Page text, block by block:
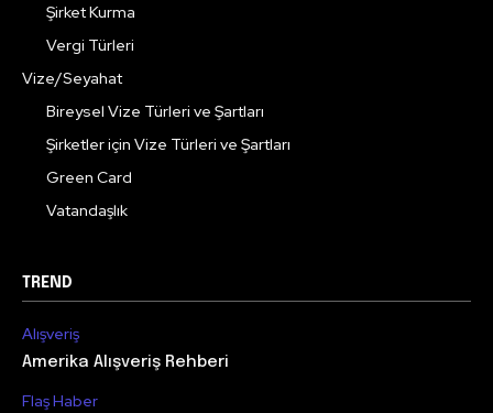
Şirket Kurma
Vergi Türleri
Vize/Seyahat
Bireysel Vize Türleri ve Şartları
Şirketler için Vize Türleri ve Şartları
Green Card
Vatandaşlık
TREND
Alışveriş
Amerika Alışveriş Rehberi
Flaş Haber